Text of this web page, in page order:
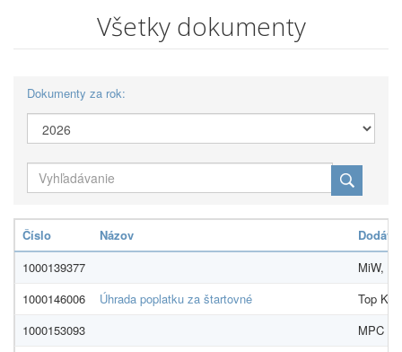
Všetky dokumenty
Dokumenty za rok:
Číslo Názov
1000139377
MiW,
1000146006
Úhrada poplatku za štartovné
Top
1000153093
MPC